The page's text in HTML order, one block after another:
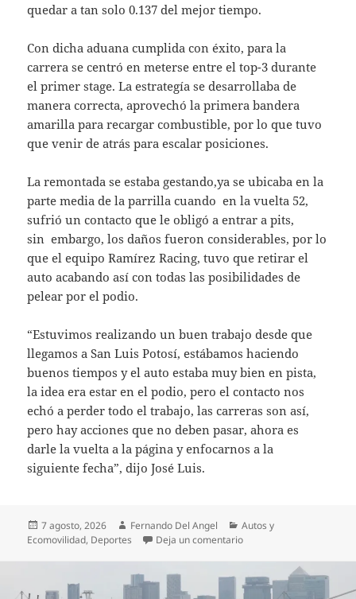
quedar a tan solo 0.137 del mejor tiempo.
Con dicha aduana cumplida con éxito, para la
carrera se centró en meterse entre el top-3 durante
el primer stage. La estrategía se desarrollaba de
manera correcta, aprovechó la primera bandera
amarilla para recargar combustible, por lo que tuvo
que venir de atrás para escalar posiciones.
La remontada se estaba gestando,ya se ubicaba en la
parte media de la parrilla cuando en la vuelta 52,
sufrió un contacto que le obligó a entrar a pits,
sin embargo, los daños fueron considerables, por lo
que el equipo Ramírez Racing, tuvo que retirar el
auto acabando así con todas las posibilidades de
pelear por el podio.
“Estuvimos realizando un buen trabajo desde que
llegamos a San Luis Potosí, estábamos haciendo
buenos tiempos y el auto estaba muy bien en pista,
la idea era estar en el podio, pero el contacto nos
echó a perder todo el trabajo, las carreras son así,
pero hay acciones que no deben pasar, ahora es
darle la vuelta a la página y enfocarnos a la
siguiente fecha”, dijo José Luis.
Publicado
el
7 agosto, 2026 Autor
Fernando Del Angel Categorías
Autos y
Ecomovilidad, Deportes Deja un comentarioen Contacto obliga al